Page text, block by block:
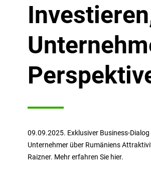
09.09.2025. Exklusiver Business-
Unternehmer über Rumäniens
Raizner. Mehr erfahren Sie hier.